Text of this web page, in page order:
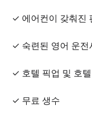
✓ 에어컨이 갖춰진
✓ 숙련된 영어 운전
✓ 호텔 픽업 및 호
✓ 무료 생수